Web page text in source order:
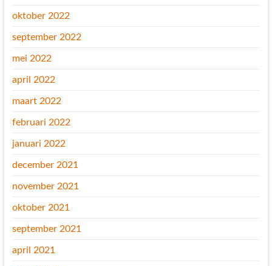
oktober 2022
september 2022
mei 2022
april 2022
maart 2022
februari 2022
januari 2022
december 2021
november 2021
oktober 2021
september 2021
april 2021